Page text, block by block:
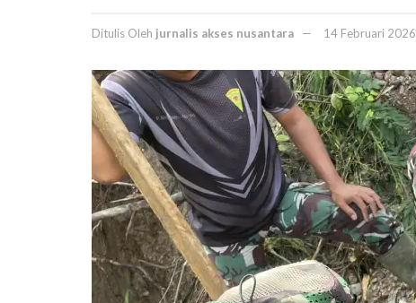
Ditulis Oleh jurnalis akses nusantara 14 Februari 2026